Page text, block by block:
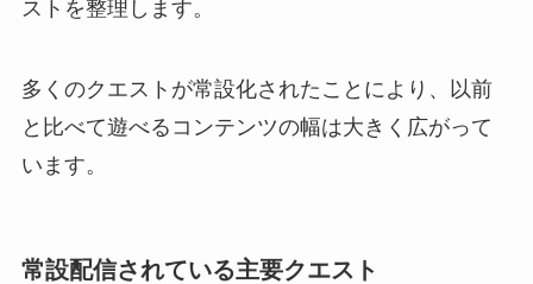
ストを整理します。
多くのクエストが常設化されたことにより、以前
と比べて遊べるコンテンツの幅は大きく広がって
います。
常設配信されている主要クエスト